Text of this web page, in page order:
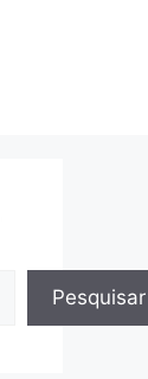
Pesquisar